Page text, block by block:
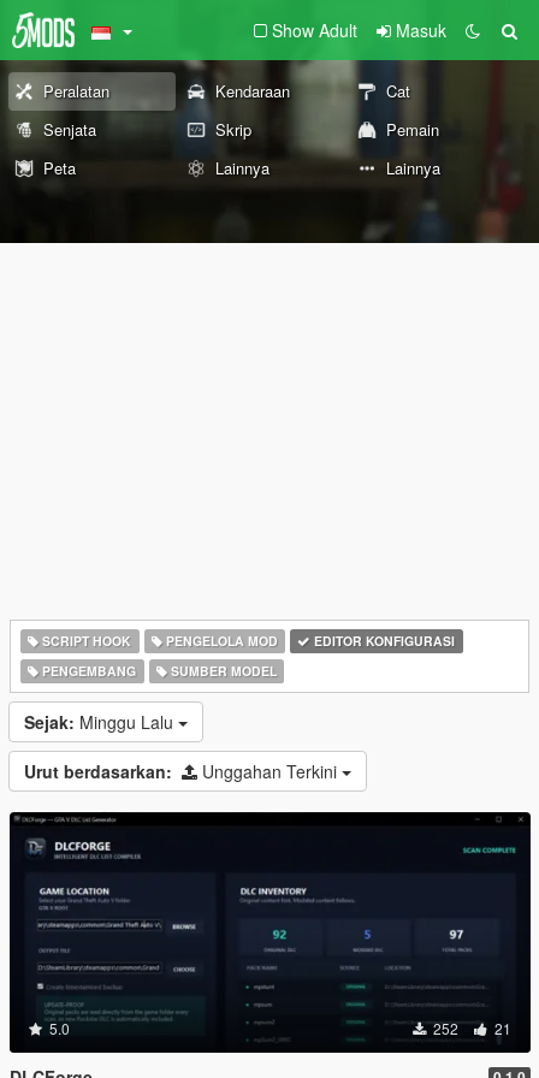
Show Adult Masuk
Peralatan Kendaraan
Cat
Senjata
Skrip
Pemain
Peta
Lainnya Lainnya
SCRIPT HOOK PENGELOLA MOD
EDITOR KONFIGURASI
PENGEMBANG
SUMBER MODEL
Sejak: Minggu Lalu
Urut berdasarkan: Unggahan Terkini
5.0 252 21